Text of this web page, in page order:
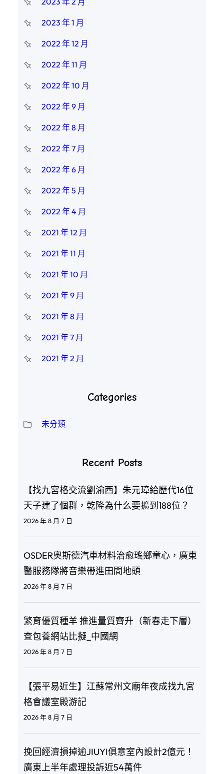
2023 年 1 月
2022 年 12 月
2022 年 11 月
2022 年 10 月
2022 年 9 月
2022 年 8 月
2022 年 7 月
2022 年 6 月
2022 年 5 月
2022 年 4 月
2021 年 12 月
2021 年 11 月
2021 年 10 月
2021 年 9 月
2021 年 8 月
2021 年 7 月
2021 年 2 月
Categories
未分類
Recent Posts
【找九宮格交流劉渝西】朱元璋給歷代16位
天子建了個群，乾隆為什么要擴到188位？
2026 年 8 月 7 日
OSDER奧斯德汽車材料治愈瑤鄉童心，廣東
醫服務隊將音樂帶進田間地頭
2026 年 8 月 7 日
繁育優質種羊 推進量質齊升（新春走下層）
查包養網站比擬_中國網
2026 年 8 月 7 日
【張平易近生】江蘇常州文廟年夜成找九宮
格會議室殿游記
2026 年 8 月 7 日
挽回經濟損掉逾JIUYI俱意室內設計2億元！
廣東上半年處理投訴近54萬件